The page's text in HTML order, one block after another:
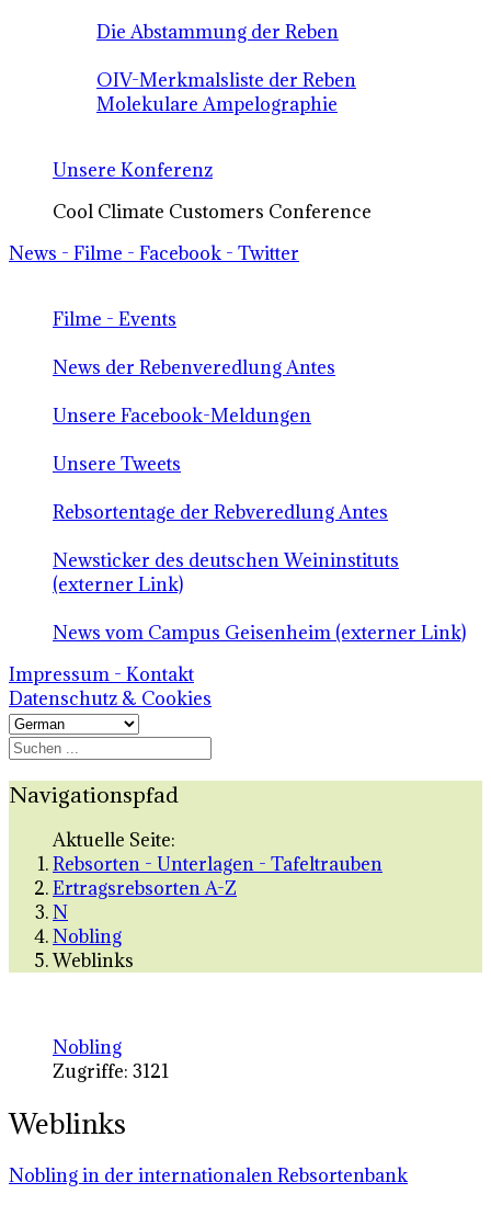
Die Abstammung der Reben
OIV-Merkmalsliste der Reben
Molekulare Ampelographie
Unsere Konferenz
Cool Climate Customers Conference
News - Filme - Facebook - Twitter
Filme - Events
News der Rebenveredlung Antes
Unsere Facebook-Meldungen
Unsere Tweets
Rebsortentage der Rebveredlung Antes
Newsticker des deutschen Weininstituts
(externer Link)
News vom Campus Geisenheim (externer Link)
Impressum - Kontakt
Datenschutz & Cookies
Navigationspfad
Aktuelle Seite:
Rebsorten - Unterlagen - Tafeltrauben
Ertragsrebsorten A-Z
N
Nobling
Weblinks
Nobling
Zugriffe: 3121
Weblinks
Nobling in der internationalen Rebsortenbank